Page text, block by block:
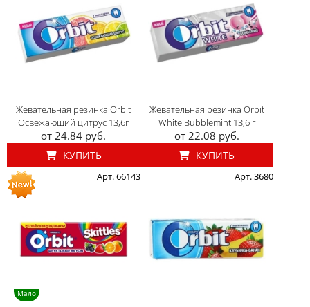
Жевательная резинка Orbit
Освежающий цитрус 13,6г
от 24.84 руб.
КУПИТЬ
Жевательная резинка Orbit
White Bubblemint 13,6 г
от 22.08 руб.
КУПИТЬ
Мало
Арт. 66143 Арт. 3680